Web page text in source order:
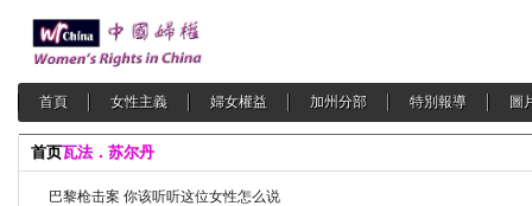
首頁 女性主義 婦女權益 加州分部 特別報導 圖
首页瓦法．苏尔丹
巴黎枪击案 你该听听这位女性怎么说